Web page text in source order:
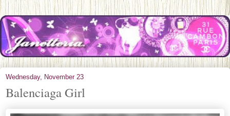
Wednesday, November 23
Balenciaga Girl